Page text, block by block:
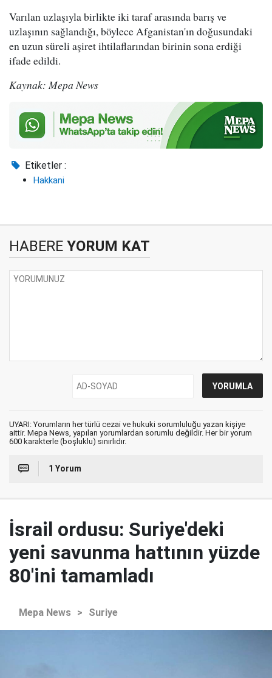
Varılan uzlaşıyla birlikte iki taraf arasında barış ve
uzlaşının sağlandığı, böylece Afganistan'ın doğusundaki
en uzun süreli aşiret ihtilaflarından birinin sona erdiği
ifade edildi.
Kaynak: Mepa News
Etiketler :
Hakkani
HABERE YORUM KAT
UYARI: Yorumların her türlü cezai ve hukuki sorumluluğu yazan kişiye
aittir. Mepa News, yapılan yorumlardan sorumlu değildir. Her bir yorum
600 karakterle (boşluklu) sınırlıdır.
1 Yorum
İsrail ordusu: Suriye'deki
yeni savunma hattının yüzde
80'ini tamamladı
Mepa News > Suriye